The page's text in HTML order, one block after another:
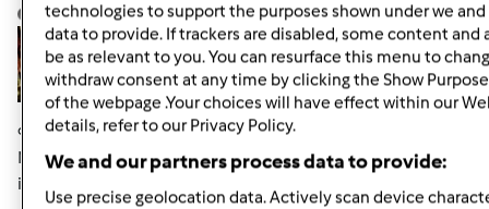
anka25 Dołączył : 07.05.2011
czw., 08/22/2013 - 13:13
Moja bratowa też robi takie cudeńka i sprzedaje w
internecie.
technologies to support the purposes shown under we
data to provide. If trackers are disabled, some content and
be as relevant to you. You can resurface this menu to
withdraw consent at any time by clicking the Show
of the webpage .Your choices will have effect within our
details, refer to our Privacy Policy.
We and our partners process data to provide:
Use precise geolocation data. Actively scan device